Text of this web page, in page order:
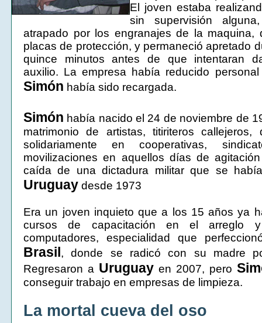
El joven estaba
sin supervisión
atrapado por los engranajes de la maquina,
placas de protección, y permaneció apretado
quince minutos antes de que intentaran
auxilio. La empresa había reducido
Simón había sido recargada.
Simón había nacido el 24 de noviembre de
matrimonio de artistas, titiriteros callejeros,
solidariamente en cooperativas,
movilizaciones en aquellos días de
caída de una dictadura militar que se
Uruguay desde 1973
Era un joven inquieto que a los 15 años ya
cursos de capacitación en el arreglo
computadores, especialidad que
Brasil, donde se radicó con su madre
Regresaron a Uruguay en 2007, pero
conseguir trabajo en empresas de limpieza.
La mortal cueva del oso